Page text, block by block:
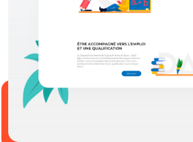
Photographie